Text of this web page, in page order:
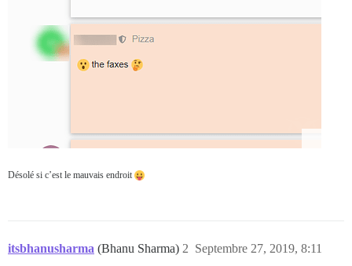
Désolé si c’est le mauvais endroit
itsbhanusharma (Bhanu Sharma) Septembre 27, 2019, 8:11
2